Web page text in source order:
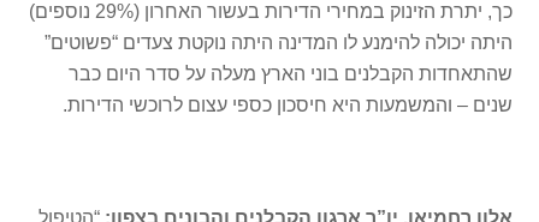
כך, יתרת הזינוק במחירי הדירות בעשור האחרון (29% נוספים)
היתה יכולה להימנע לו המדינה היתה נוקטת צעדים “פשוטים”
שהתאחדות הקבלנים בוני הארץ מעלה על סדר היום כבר
שנים – והמשמעות היא חיסכון כספי עצום לרוכשי הדירות.
אלון רחמיאן, יו”ר ארגון הקבלנים והבונים בצפון:“הטיפול